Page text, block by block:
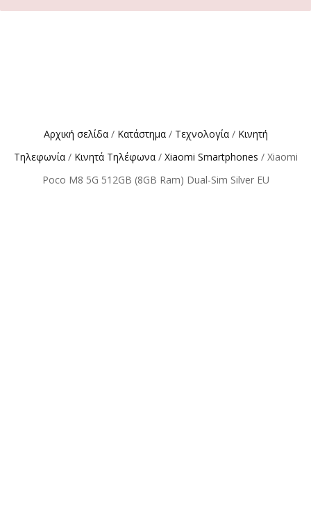
Αρχική σελίδα/ Κατάστημα/ Τεχνολογία/ Κινητή
Τηλεφωνία/ Κινητά Τηλέφωνα/ Xiaomi Smartphones / Xiaomi
Poco M8 5G 512GB (8GB Ram) Dual-Sim Silver EU